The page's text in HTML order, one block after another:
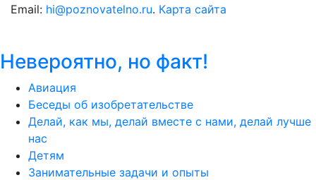
Email: hi@poznovatelno.ru. Карта сайта
Невероятно, но факт!
Авиация
Беседы об изобретательстве
Делай, как мы, делай вместе с нами, делай лучше
нас
Детям
Занимательные задачи и опыты